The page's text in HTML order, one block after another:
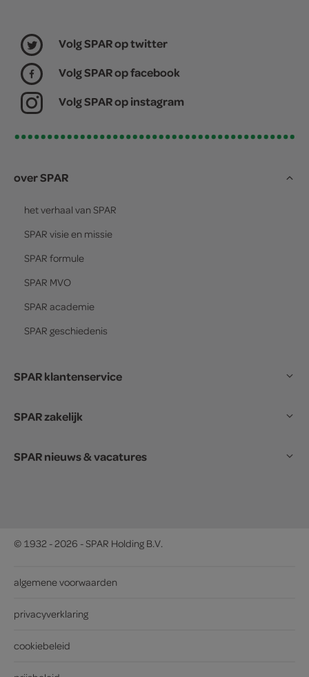
Volg SPAR op twitter
Volg SPAR op facebook
Volg SPAR op instagram
over SPAR
het verhaal van SPAR
SPAR visie en missie
SPAR formule
SPAR MVO
SPAR academie
SPAR geschiedenis
SPAR klantenservice
SPAR zakelijk
SPAR nieuws & vacatures
© 1932 - 2026 - SPAR Holding B.V.
algemene voorwaarden
privacyverklaring
cookiebeleid